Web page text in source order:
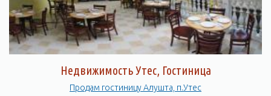
Недвижимость Утес, Гостиница
Продам гостиницу Алуштa, п.Утес